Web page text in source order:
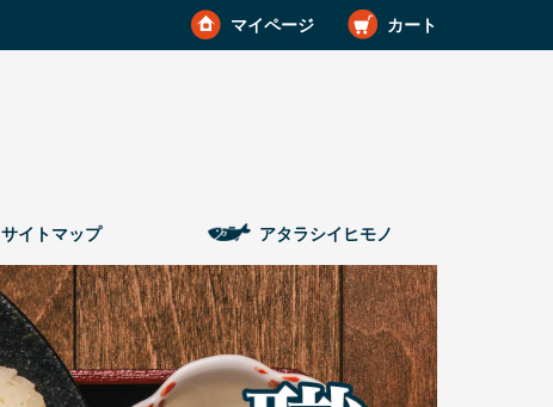
マイページ カート
サイトマップ アタラシイヒモノ